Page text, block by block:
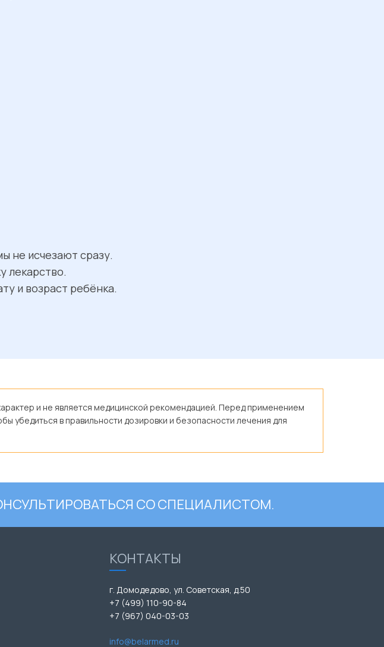
не исчезают сразу.
лекарство.
и возраст ребёнка.
и не является медицинской рекомендацией. Перед применением
убедиться в правильности дозировки и безопасности лечения для
СО СПЕЦИАЛИСТОМ.
КОНТАКТЫ
г. Домодедово, ул. Советская, д.50
+7 (499) 110-90-84
+7 (967) 040-03-03
info@belarmed.ru